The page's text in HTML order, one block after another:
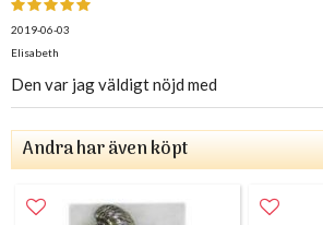
2019-06-03
Elisabeth
Den var jag väldigt nöjd med
Andra har även köpt